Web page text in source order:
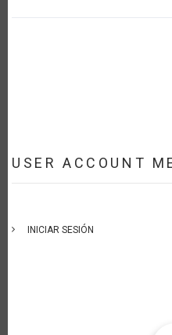
USER ACCOUNT
INICIAR SESIÓN